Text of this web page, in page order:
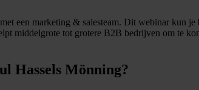
een marketing & salesteam. Dit webinar kun
middelgrote tot grotere B2B bedrijven om te
Hassels Mönning?